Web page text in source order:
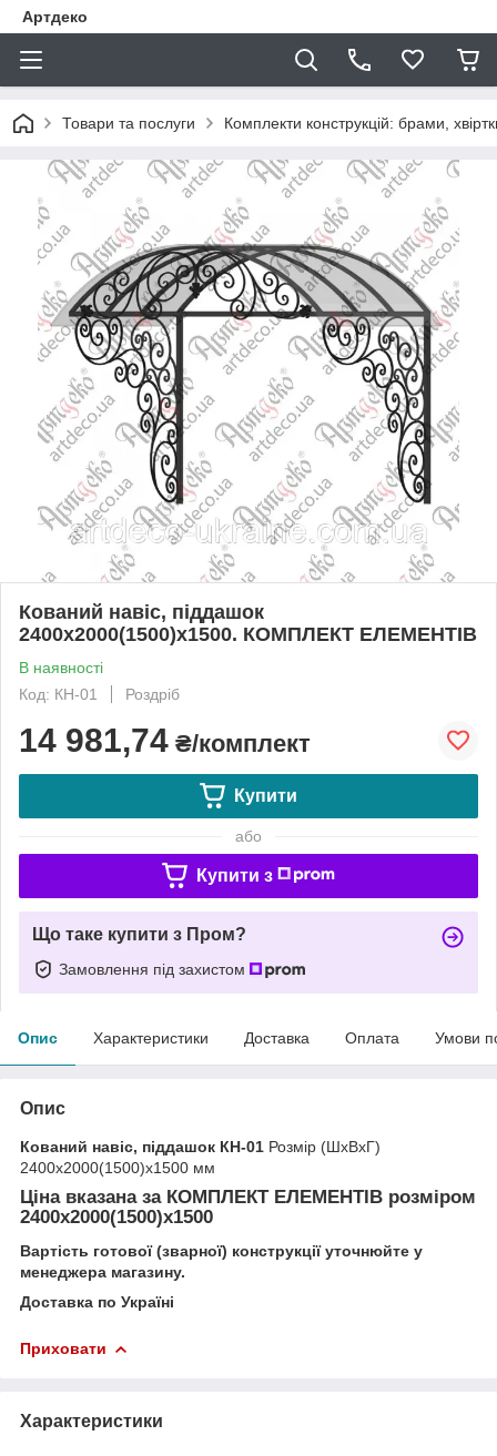
Артдеко
Товари та послуги Комплекти конструкцій: брами,
Кований навіс, піддашок
2400х2000(1500)х1500. КОМПЛЕКТ ЕЛЕМЕНТІВ
В наявності
Код: КН-01
Роздріб
14 981,74 ₴/комплект
Купити
або
Купити з
Що таке купити з Пром?
Замовлення під захистом
Опис Характеристики Доставка Оплата Умови
Опис
Кований навіс, піддашок КН-01 Розмір (ШхВхГ)
2400х2000(1500)х1500 мм
Ціна вказана за КОМПЛЕКТ ЕЛЕМЕНТІВ розміром
2400х2000(1500)х1500
Вартість готової (зварної) конструкції уточнюйте у
менеджера магазину.
Доставка по Україні
Приховати
Характеристики